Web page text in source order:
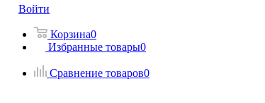
Войти
Корзина0
Избранные товары0
Сравнение товаров0